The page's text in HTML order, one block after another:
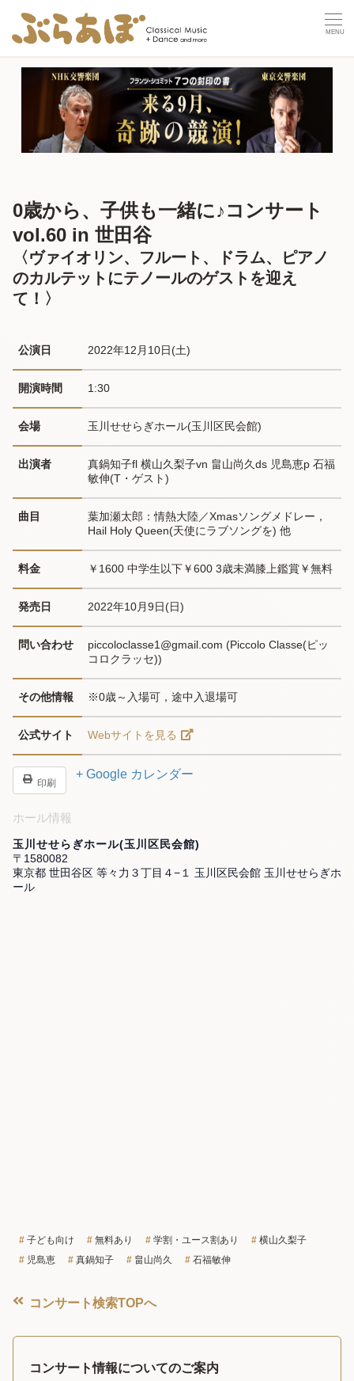
0歳から、子供も一緒に♪コンサート
vol.60 in 世田谷
〈ヴァイオリン、フルート、ドラム、ピアノ
のカルテットにテノールのゲストを迎え
て！〉
公演日 2022年12月10日(土)
開演時間 1:30
会場 玉川せせらぎホール(玉川区民会館)
出演者
真鍋知子fl 横山久梨子vn 畠山尚久ds 児島恵p 石福
敏伸(T・ゲスト)
曲目
葉加瀬太郎：情熱大陸／Xmasソングメドレー，
Hail Holy Queen(天使にラブソングを) 他
料金 ￥1600 中学生以下￥600 3歳未満膝上鑑賞￥無料
発売日 2022年10月9日(日)
問い合わせ
piccoloclasse1@gmail.com (Piccolo Classe(ピッ
コロクラッセ))
その他情報 ※0歳～入場可，途中入退場可
公式サイト Webサイトを見る
印刷
+ Google カレンダー
ホール情報
玉川せせらぎホール(玉川区民会館)
〒1580082
東京都 世田谷区 等々力３丁目４−１ 玉川区民会館 玉川せせらぎホ
ール
子ども向け 無料あり 学割・ユース割あり
横山久梨子
児島恵
真鍋知子 畠山尚久 石福敏伸
コンサート検索TOPへ
コンサート情報についてのご案内